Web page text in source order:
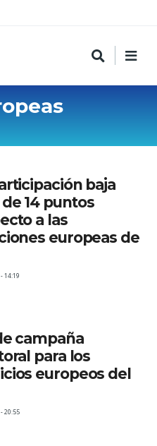
baja
14 puntos
a las
europeas de
14:19
campaña
para los
europeos del
20:55